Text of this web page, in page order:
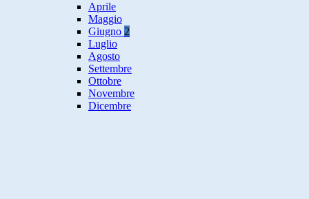
Aprile
Maggio
Giugno 2
Luglio
Agosto
Settembre
Ottobre
Novembre
Dicembre